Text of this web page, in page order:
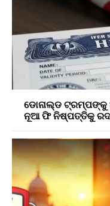
ଡୋନାଲ୍ଡ ଟ୍ରମ୍ପଙ୍କୁ
ନୂଆ ଫି ନିଷ୍ପତ୍ତିକୁ